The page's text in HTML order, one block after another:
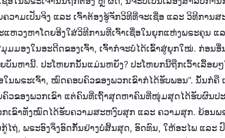
ວາມເປັນຈິງ ແລະ ເຈົ້າຕ້ອງຮູ້ຈັກວິທີທີ່ຈະເຊື່ອ ແລະ ວິທີການ
ແຫວງຫາໂດຍອີງໃສ່ວິທີການທີ່ເຈົ້າເຊື່ອໃນຍຸກແຫ່ງພຣະຄຸນ ແ
ມມອງໃນອະດີດຂອງເຈົ້າ, ເຈົ້າກໍຈະບໍ່ໄດ້ເຂົ້າສູ່ຍຸກໃໝ່. ກ່ອນອື່
ບັນຫານີ້. ປະໂຫຍກນັ້ນແມ່ນຫຍັງ? ປະໂຫຍກນີ້ຖືກເວົ້າເລື້ອຍ
ໃນພຣະເຈົ້າ, ໝົດຄອບຄົວຂອງພວກເຂົາກໍໄດ້ຮັບພອນ”. ນັ້ນກໍຄື
ວຂອງພວກເຂົາ ແຕ່ຄົນທີ່ເຖົ້າສຸດຫາຄົນທີ່ໜຸ່ມສຸດໄດ້ຮັບຜົນປ
ເຂົາທັງໝົດໄດ້ຮັບຄວາມສະຫງົບສຸກ ແລະ ຄວາມສຸກ. ຍ້ອນພ
ໄຖ່, ພຣະອົງຈຶ່ງອົດກັ້ນຢ່າງບໍ່ສິ້ນສຸດ, ອົດທົນ, ໃຫ້ອະໄພ ແລະ